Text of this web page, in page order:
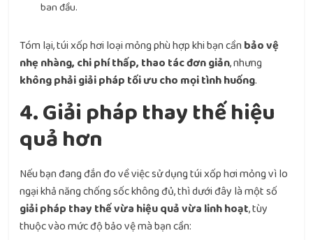
ban đầu.
Tóm lại, túi xốp hơi loại mỏng phù hợp khi bạn cần bảo vệ
nhẹ nhàng, chi phí thấp, thao tác đơn giản, nhưng
không phải giải pháp tối ưu cho mọi tình huống.
4. Giải pháp thay thế hiệu
quả hơn
Nếu bạn đang đắn đo về việc sử dụng túi xốp hơi mỏng vì lo
ngại khả năng chống sốc không đủ, thì dưới đây là một số
giải pháp thay thế vừa hiệu quả vừa linh hoạt, tùy
thuộc vào mức độ bảo vệ mà bạn cần: